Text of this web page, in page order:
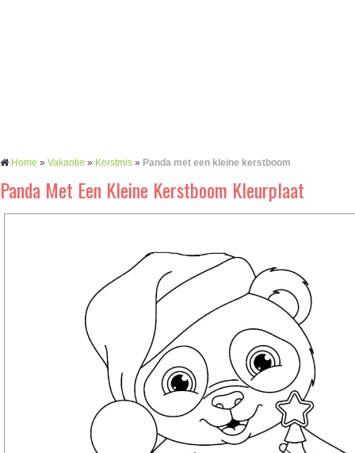
Home » Vakantie » Kerstmis » Panda met een kleine kerstboom
Panda Met Een Kleine Kerstboom Kleurplaat